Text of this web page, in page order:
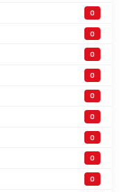
0
0
0
0
0
0
0
0
0